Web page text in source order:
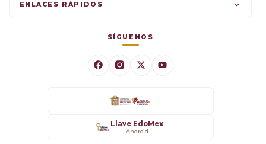
ENLACES RÁPIDOS
SÍGUENOS
Llave EdoMex
Android